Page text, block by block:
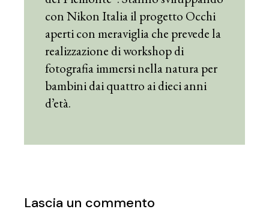
con Nikon Italia il progetto Occhi
aperti con meraviglia che prevede la
realizzazione di workshop di
fotografia immersi nella natura per
bambini dai quattro ai dieci anni
d’età.
Lascia un commento